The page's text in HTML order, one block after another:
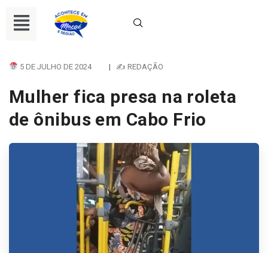
5 DE JULHO DE 2024 | ✍ REDAÇÃO
Mulher fica presa na roleta
de ônibus em Cabo Frio